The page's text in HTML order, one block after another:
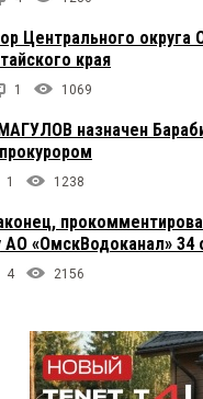
Центрального округа
края
1 1069
назначен
1 1238
АО «ОмскВодоканал» 34
4 2156